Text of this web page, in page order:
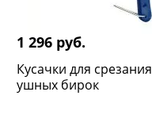
1 296 руб.
Кусачки для срезания
ушных бирок